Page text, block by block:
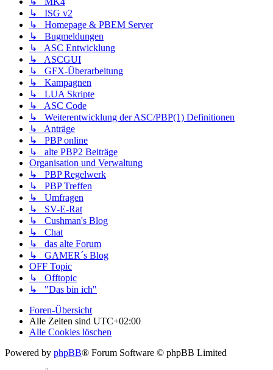
↳ ISG v2
↳ Homepage & PBEM Server
↳ Bugmeldungen
↳ ASC Entwicklung
↳ ASCGUI
↳ GFX-Überarbeitung
↳ Kampagnen
↳ LUA Skripte
↳ ASC Code
↳ Weiterentwicklung der ASC/PBP(1) Definitionen
↳ Anträge
↳ PBP online
↳ alte PBP2 Beiträge
Organisation und Verwaltung
↳ PBP Regelwerk
↳ PBP Treffen
↳ Umfragen
↳ SV-E-Rat
↳ Cushman's Blog
↳ Chat
↳ das alte Forum
↳ GAMER´s Blog
OFF Topic
↳ Offtopic
↳ "Das bin ich"
Foren-Übersicht
Alle Zeiten sind UTC+02:00
Alle Cookies löschen
Powered by phpBB® Forum Software © phpBB Limited